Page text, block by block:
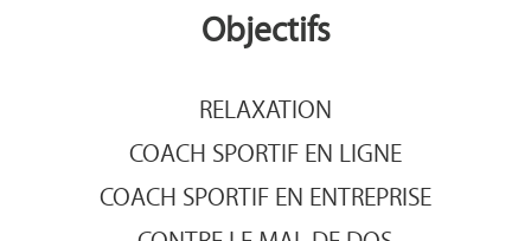
Objectifs
RELAXATION
COACH SPORTIF EN LIGNE
COACH SPORTIF EN ENTREPRISE